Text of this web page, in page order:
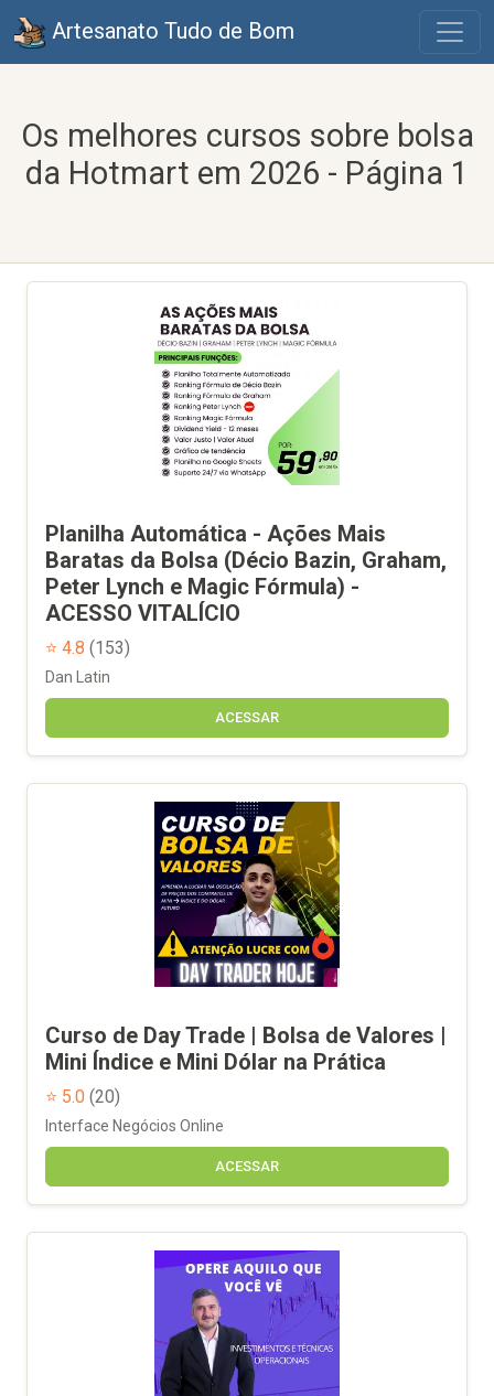
Artesanato Tudo de Bom
Os melhores cursos sobre bolsa
da Hotmart em 2026 - Página 1
Planilha Automática - Ações Mais
Baratas da Bolsa (Décio Bazin, Graham,
Peter Lynch e Magic Fórmula) -
ACESSO VITALÍCIO
⭐ 4.8 (153)
Dan Latin
ACESSAR
Curso de Day Trade | Bolsa de Valores |
Mini Índice e Mini Dólar na Prática
⭐ 5.0 (20)
Interface Negócios Online
ACESSAR